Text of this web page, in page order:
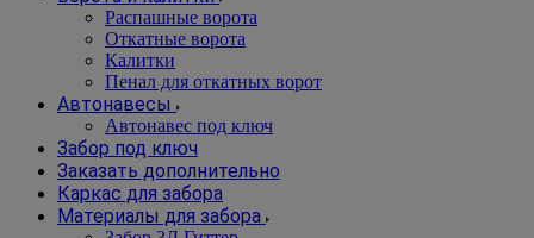
Распашные ворота
Откатные ворота
Калитки
Пенал для откатных ворот
Автонавесы
Автонавес под ключ
Забор под ключ
Заказать дополнительно
Каркас для забора
Материалы для забора